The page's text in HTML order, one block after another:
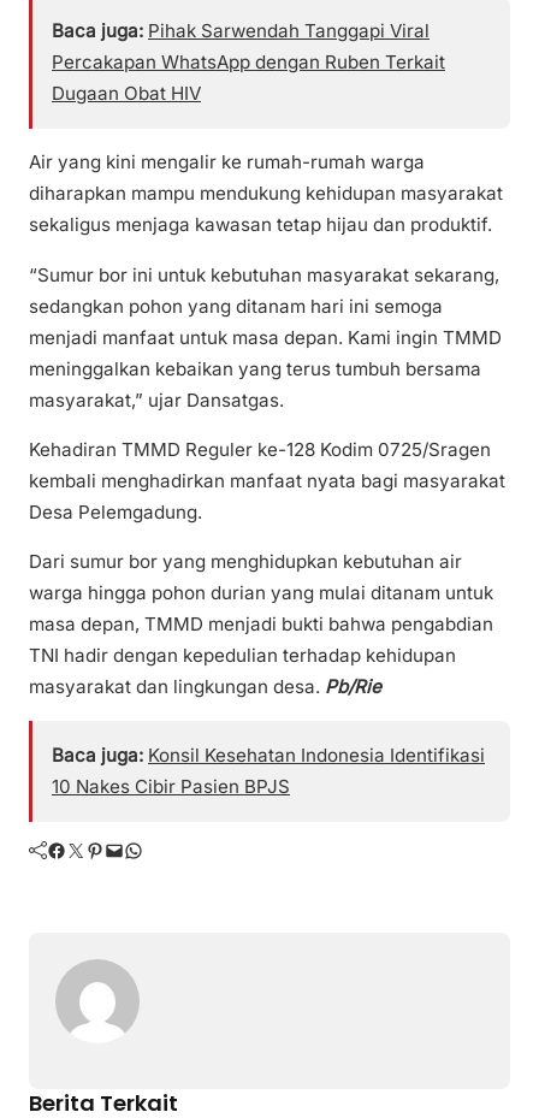
Baca juga: Pihak Sarwendah Tanggapi Viral
Percakapan WhatsApp dengan Ruben Terkait
Dugaan Obat HIV
Air yang kini mengalir ke rumah-rumah warga
diharapkan mampu mendukung kehidupan masyarakat
sekaligus menjaga kawasan tetap hijau dan produktif.
“Sumur bor ini untuk kebutuhan masyarakat sekarang,
sedangkan pohon yang ditanam hari ini semoga
menjadi manfaat untuk masa depan. Kami ingin TMMD
meninggalkan kebaikan yang terus tumbuh bersama
masyarakat,” ujar Dansatgas.
Kehadiran TMMD Reguler ke-128 Kodim 0725/Sragen
kembali menghadirkan manfaat nyata bagi masyarakat
Desa Pelemgadung.
Dari sumur bor yang menghidupkan kebutuhan air
warga hingga pohon durian yang mulai ditanam untuk
masa depan, TMMD menjadi bukti bahwa pengabdian
TNI hadir dengan kepedulian terhadap kehidupan
masyarakat dan lingkungan desa. Pb/Rie
Baca juga: Konsil Kesehatan Indonesia Identifikasi
10 Nakes Cibir Pasien BPJS
Facebook Twitter Pinterest Mail WhatsApp
Berita Terkait